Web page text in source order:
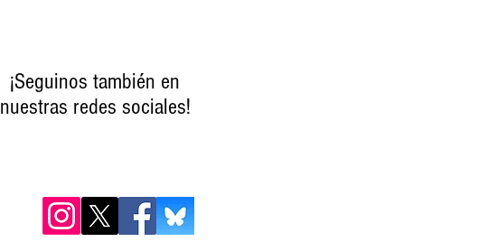
¡Seguinos también en
nuestras redes sociales!